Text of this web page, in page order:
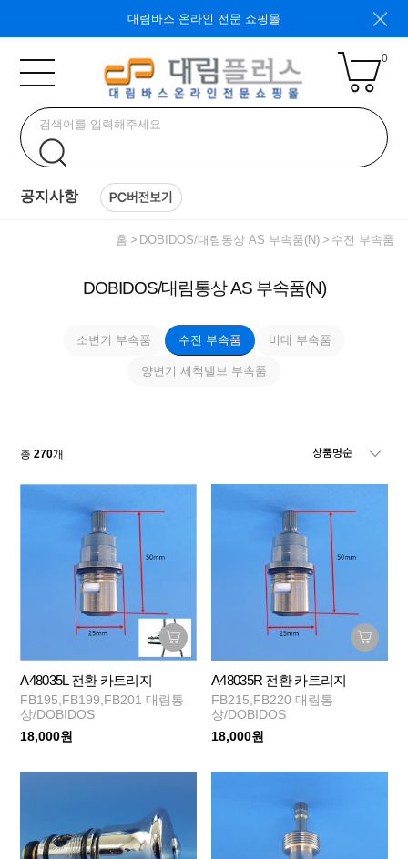
대림바스 온라인 전문 쇼핑몰
0
공지사항
홈 DOBIDOS/대림통상 AS 부속품(N) 수전 부속품
DOBIDOS/대림통상 AS 부속품(N)
소변기 부속품 수전 부속품 비데 부속품
양변기 세척밸브 부속품
총270개
A48035L 전환 카트리지
FB195,FB199,FB201 대림통
상/DOBIDOS
18,000원
A48035R 전환 카트리지
FB215,FB220 대림통
상/DOBIDOS
18,000원